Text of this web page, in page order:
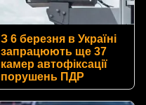
З 6 березня в Україні
запрацюють ще 37
камер автофіксації
порушень ПДР